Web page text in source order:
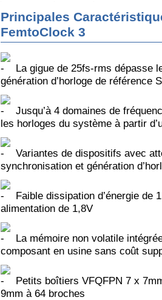
Principales
FemtoClock 3
La gigue de 25fs-rms dépasse
génération d’horloge de référence
Jusqu’à 4 domaines de
les horloges du système à partir
Variantes de dispositifs avec
synchronisation et génération
Faible dissipation d’énergie de
alimentation de 1,8V
La mémoire non volatile
composant en usine sans coût
Petits boîtiers VFQFPN 7 x
9mm à 64 broches